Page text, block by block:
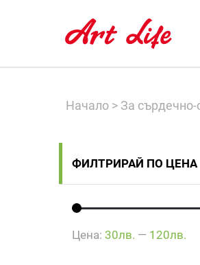
Начало > За
ФИЛТРИРАЙ ПО ЦЕНА
Цена: 30лв. — 120лв.